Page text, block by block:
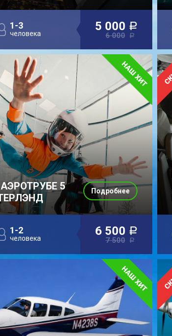
1-3
человека
5 000 a
6 000 a
5
1-2
человека
6 500 a
7 500 a
Подробнее